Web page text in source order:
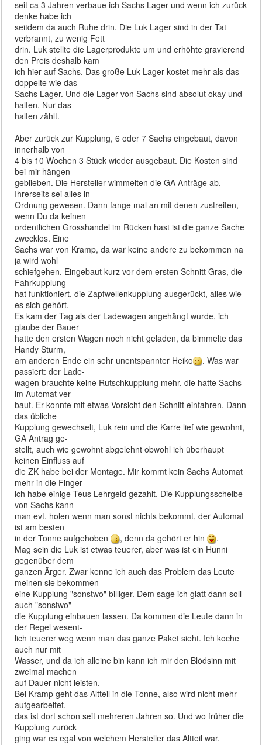
seit ca 3 Jahren verbaue ich Sachs Lager und wenn ich zurück
denke habe ich
seitdem da auch Ruhe drin. Die Luk Lager sind in der Tat
verbrannt, zu wenig Fett
drin. Luk stellte die Lagerprodukte um und erhöhte gravierend
den Preis deshalb kam
ich hier auf Sachs. Das große Luk Lager kostet mehr als das
doppelte wie das
Sachs Lager. Und die Lager von Sachs sind absolut okay und
halten. Nur das
halten zählt.
Aber zurück zur Kupplung, 6 oder 7 Sachs eingebaut, davon
innerhalb von
4 bis 10 Wochen 3 Stück wieder ausgebaut. Die Kosten sind
bei mir hängen
geblieben. Die Hersteller wimmelten die GA Anträge ab,
Ihrerseits sei alles in
Ordnung gewesen. Dann fange mal an mit denen zustreiten,
wenn Du da keinen
ordentlichen Grosshandel im Rücken hast ist die ganze Sache
zwecklos. Eine
Sachs war von Kramp, da war keine andere zu bekommen na
ja wird wohl
schiefgehen. Eingebaut kurz vor dem ersten Schnitt Gras, die
Fahrkupplung
hat funktioniert, die Zapfwellenkupplung ausgerückt, alles wie
es sich gehört.
Es kam der Tag als der Ladewagen angehängt wurde, ich
glaube der Bauer
hatte den ersten Wagen noch nicht geladen, da bimmelte das
Handy Sturm,
am anderen Ende ein sehr unentspannter Heiko
. Was war
passiert: der Lade-
wagen brauchte keine Rutschkupplung mehr, die hatte Sachs
im Automat ver-
baut. Er konnte mit etwas Vorsicht den Schnitt einfahren. Dann
das übliche
Kupplung gewechselt, Luk rein und die Karre lief wie gewohnt,
GA Antrag ge-
stellt, auch wie gewohnt abgelehnt obwohl ich überhaupt
keinen Einfluss auf
die ZK habe bei der Montage. Mir kommt kein Sachs Automat
mehr in die Finger
ich habe einige Teus Lehrgeld gezahlt. Die Kupplungsscheibe
von Sachs kann
man evt. holen wenn man sonst nichts bekommt, der Automat
ist am besten
in der Tonne aufgehoben
, denn da gehört er hin
.
Mag sein die Luk ist etwas teuerer, aber was ist ein Hunni
gegenüber dem
ganzen Ärger. Zwar kenne ich auch das Problem das Leute
meinen sie bekommen
eine Kupplung "sonstwo" billiger. Dem sage ich glatt dann soll
auch "sonstwo"
die Kupplung einbauen lassen. Da kommen die Leute dann in
der Regel wesent-
lich teuerer weg wenn man das ganze Paket sieht. Ich koche
auch nur mit
Wasser, und da ich alleine bin kann ich mir den Blödsinn mit
zweimal machen
auf Dauer nicht leisten.
Bei Kramp geht das Altteil in die Tonne, also wird nicht mehr
aufgearbeitet.
das ist dort schon seit mehreren Jahren so. Und wo früher die
Kupplung zurück
ging war es egal von welchem Hersteller das Altteil war.